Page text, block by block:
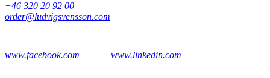
+46 320 20 92 00
order@ludvigsvensson.com
www.facebook.com www.linkedin.com